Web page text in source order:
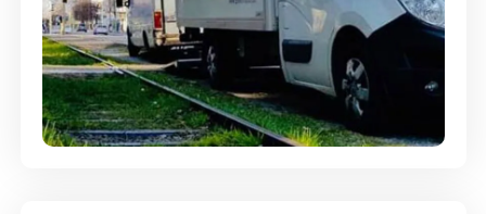
Ein- und Auspackservice